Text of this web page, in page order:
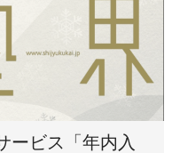
ービス「年内入